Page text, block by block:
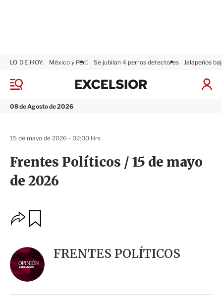
M
n
08 de Agosto de 2026
LO DE HOY: México y Perú Se jubilan 4 perros detectores Jalapeños
I
x
Frentes Políticos / 15 de mayo
de 2026
15 de mayo de 2026 - 02:00 Hrs
O
p
o
n
e
s
a
r
FRENTES POLÍTICOS